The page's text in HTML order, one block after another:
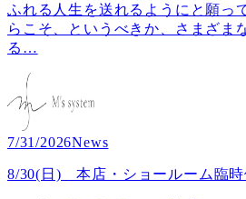
ふれる人生を送れるようにと願っ
らこそ、というべきか、さまざま
る …
7/31/2026News
8/30(日) 本店・ショールーム臨時